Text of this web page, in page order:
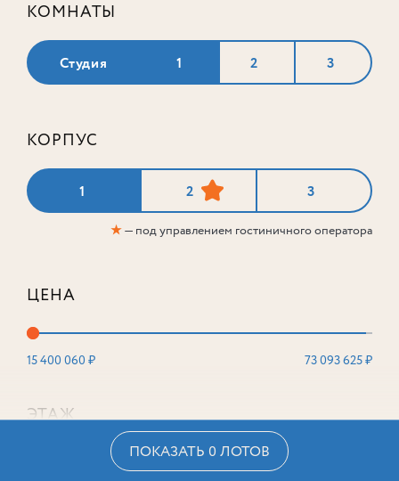
КОМНАТЫ
Студия 1 2 3
КОРПУС
1 2 3
★— под управлением гостиничного оператора
ЦЕНА
15 400 060 ₽ 73 093 625 ₽
ЭТАЖ
ПОКАЗАТЬ 0 ЛОТОВ